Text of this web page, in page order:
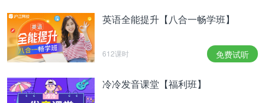
硕士文凭。是Licence以后一年学习的国家文凭
(bac+4)。毕业生可以申请上第三阶段，如
DEA(Diplôme d’Etudes Approfondies)进入研究领域
或DESS（Diplôme d’Etudes Supérieures
Spécialisées）进入企业工作。成绩优异的学生可以
英语全能提升【八合一畅学班】
612课时 免费试听
冷冷发音课堂【福利班】